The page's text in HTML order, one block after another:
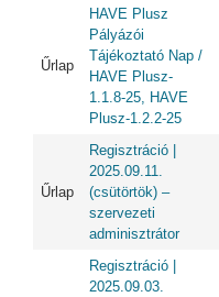
Űrlap
HAVE Plusz
Pályázói
Tájékoztató Nap /
HAVE Plusz-
1.1.8-25, HAVE
Plusz-1.2.2-25
Űrlap
Regisztráció |
2025.09.11.
(csütörtök) –
szervezeti
adminisztrátor
Regisztráció |
2025.09.03.